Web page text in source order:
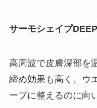
サーモシェイプDEEP
高周波で皮膚深部を
締め効果も高く、ウ
ープに整えるのに向